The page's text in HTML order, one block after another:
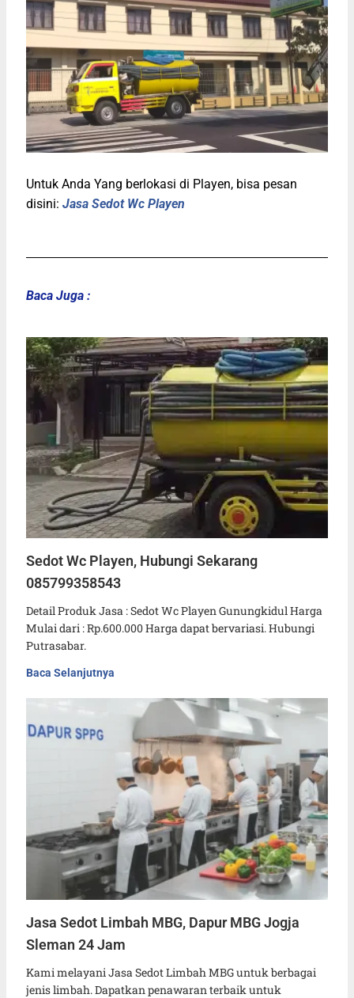
Untuk Anda Yang berlokasi di Playen, bisa pesan
disini: Jasa Sedot Wc Playen
Baca Juga :
Sedot Wc Playen, Hubungi Sekarang
085799358543
Detail Produk Jasa : Sedot Wc Playen Gunungkidul Harga
Mulai dari : Rp.600.000 Harga dapat bervariasi. Hubungi
Putrasabar.
Baca Selanjutnya
Jasa Sedot Limbah MBG, Dapur MBG Jogja
Sleman 24 Jam
Kami melayani Jasa Sedot Limbah MBG untuk berbagai
jenis limbah. Dapatkan penawaran terbaik untuk